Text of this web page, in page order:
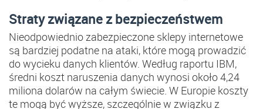
Straty związane z bezpieczeństwem
Nieodpowiednio zabezpieczone sklepy internetowe
są bardziej podatne na ataki, które mogą prowadzić
do wycieku danych klientów. Według raportu IBM,
średni koszt naruszenia danych wynosi około 4,24
miliona dolarów na całym świecie. W Europie koszty
te mogą być wyższe, szczególnie w związku z